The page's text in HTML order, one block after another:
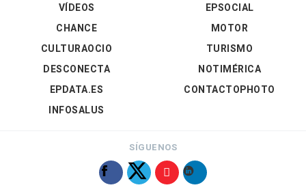
VÍDEOS
EPSOCIAL
CHANCE
CULTURAOCIO
DESCONECTA
EPDATA.ES
INFOSALUS
MOTOR
TURISMO
NOTIMÉRICA
CONTACTOPHOTO
SÍGUENOS